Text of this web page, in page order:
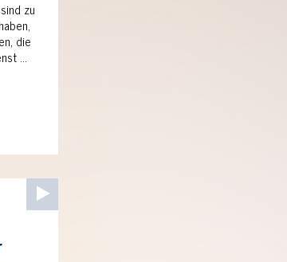
zu
die
…
Audio-
Player